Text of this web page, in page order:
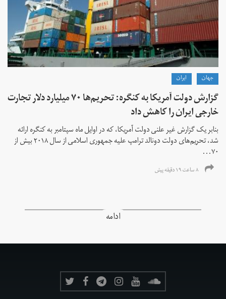
جهان ايران
گزارش دولت آمریکا به کنگره: تحریم‌ها ۷۰ میلیارد دلار تجارت
خارجی ایران را کاهش داد
بنابر یک گزارش غیر علنی دولت آمریکا، که در اوایل ماه سپتامبر به کنگره ارائه
شد، تحریم‌های دولت دونالد ترامپ علیه جمهوری اسلامی از سال ۲۰۱۸ بیش از
۷۰...
۸ ساعت ۱۹ دقیقه پیش
ادامه